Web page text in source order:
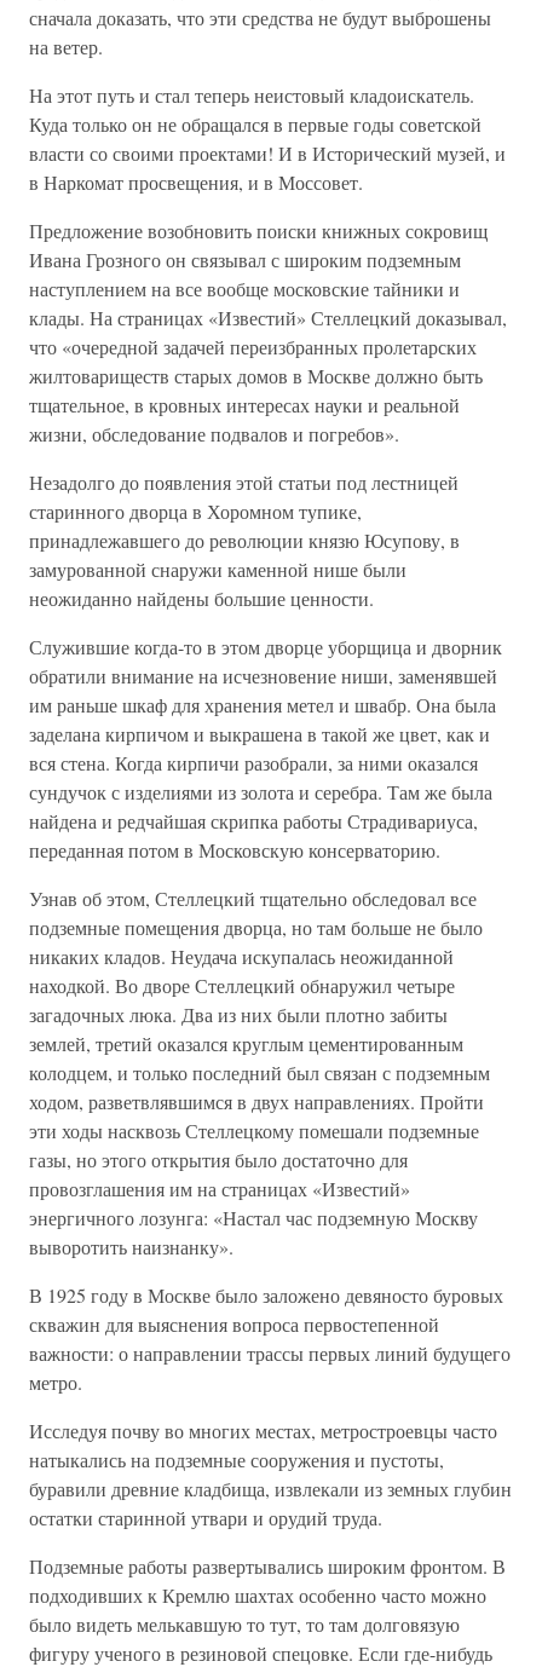
сначала доказать, что эти средства не будут выброшены
на ветер.
На этот путь и стал теперь неистовый кладоискатель.
Куда только он не обращался в первые годы советской
власти со своими проектами! И в Исторический музей, и
в Наркомат просвещения, и в Моссовет.
Предложение возобновить поиски книжных сокровищ
Ивана Грозного он связывал с широким подземным
наступлением на все вообще московские тайники и
клады. На страницах «Известий» Стеллецкий доказывал,
что «очередной задачей переизбранных пролетарских
жилтовариществ старых домов в Москве должно быть
тщательное, в кровных интересах науки и реальной
жизни, обследование подвалов и погребов».
Незадолго до появления этой статьи под лестницей
старинного дворца в Хоромном тупике,
принадлежавшего до революции князю Юсупову, в
замурованной снаружи каменной нише были
неожиданно найдены большие ценности.
Служившие когда-то в этом дворце уборщица и дворник
обратили внимание на исчезновение ниши, заменявшей
им раньше шкаф для хранения метел и швабр. Она была
заделана кирпичом и выкрашена в такой же цвет, как и
вся стена. Когда кирпичи разобрали, за ними оказался
сундучок с изделиями из золота и серебра. Там же была
найдена и редчайшая скрипка работы Страдивариуса,
переданная потом в Московскую консерваторию.
Узнав об этом, Стеллецкий тщательно обследовал все
подземные помещения дворца, но там больше не было
никаких кладов. Неудача искупалась неожиданной
находкой. Во дворе Стеллецкий обнаружил четыре
загадочных люка. Два из них были плотно забиты
землей, третий оказался круглым цементированным
колодцем, и только последний был связан с подземным
ходом, разветвлявшимся в двух направлениях. Пройти
эти ходы насквозь Стеллецкому помешали подземные
газы, но этого открытия было достаточно для
провозглашения им на страницах «Известий»
энергичного лозунга: «Настал час подземную Москву
выворотить наизнанку».
В 1925 году в Москве было заложено девяносто буровых
скважин для выяснения вопроса первостепенной
важности: о направлении трассы первых линий будущего
метро.
Исследуя почву во многих местах, метростроевцы часто
натыкались на подземные сооружения и пустоты,
буравили древние кладбища, извлекали из земных глубин
остатки старинной утвари и орудий труда.
Подземные работы развертывались широким фронтом. В
подходивших к Кремлю шахтах особенно часто можно
было видеть мелькавшую то тут, то там долговязую
фигуру ученого в резиновой спецовке. Если где-нибудь